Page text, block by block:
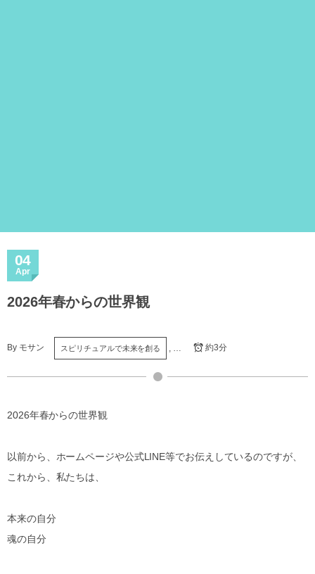
04
Apr
2026年春からの世界観
By モサン スピリチュアルで未来を創る 約3分
2026年春からの世界観
以前から、ホームページや公式LINE等でお伝えしているのですが、
これから、私たちは、
本来の自分
魂の自分